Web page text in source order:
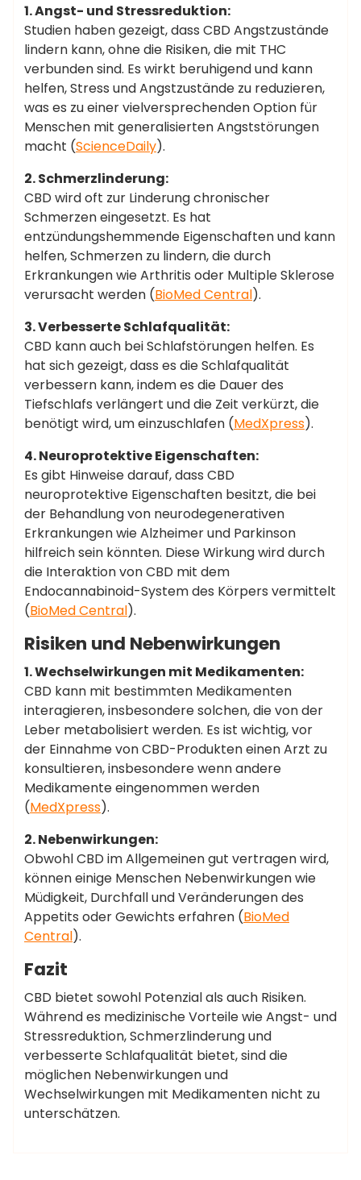
1. Angst- und Stressreduktion:
Studien haben gezeigt, dass CBD Angstzustände
lindern kann, ohne die Risiken, die mit THC
verbunden sind. Es wirkt beruhigend und kann
helfen, Stress und Angstzustände zu reduzieren,
was es zu einer vielversprechenden Option für
Menschen mit generalisierten Angststörungen
macht​ (ScienceDaily)​.
2. Schmerzlinderung:
CBD wird oft zur Linderung chronischer
Schmerzen eingesetzt. Es hat
entzündungshemmende Eigenschaften und kann
helfen, Schmerzen zu lindern, die durch
Erkrankungen wie Arthritis oder Multiple Sklerose
verursacht werden​ (BioMed Central)​.
3. Verbesserte Schlafqualität:
CBD kann auch bei Schlafstörungen helfen. Es
hat sich gezeigt, dass es die Schlafqualität
verbessern kann, indem es die Dauer des
Tiefschlafs verlängert und die Zeit verkürzt, die
benötigt wird, um einzuschlafen​ (MedXpress)​.
4. Neuroprotektive Eigenschaften:
Es gibt Hinweise darauf, dass CBD
neuroprotektive Eigenschaften besitzt, die bei
der Behandlung von neurodegenerativen
Erkrankungen wie Alzheimer und Parkinson
hilfreich sein könnten. Diese Wirkung wird durch
die Interaktion von CBD mit dem
Endocannabinoid-System des Körpers vermittelt​
(BioMed Central)​.
Risiken und Nebenwirkungen
1. Wechselwirkungen mit Medikamenten:
CBD kann mit bestimmten Medikamenten
interagieren, insbesondere solchen, die von der
Leber metabolisiert werden. Es ist wichtig, vor
der Einnahme von CBD-Produkten einen Arzt zu
konsultieren, insbesondere wenn andere
Medikamente eingenommen werden​
(MedXpress)​.
2. Nebenwirkungen:
Obwohl CBD im Allgemeinen gut vertragen wird,
können einige Menschen Nebenwirkungen wie
Müdigkeit, Durchfall und Veränderungen des
Appetits oder Gewichts erfahren​ (BioMed
Central)​.
Fazit
CBD bietet sowohl Potenzial als auch Risiken.
Während es medizinische Vorteile wie Angst- und
Stressreduktion, Schmerzlinderung und
verbesserte Schlafqualität bietet, sind die
möglichen Nebenwirkungen und
Wechselwirkungen mit Medikamenten nicht zu
unterschätzen.